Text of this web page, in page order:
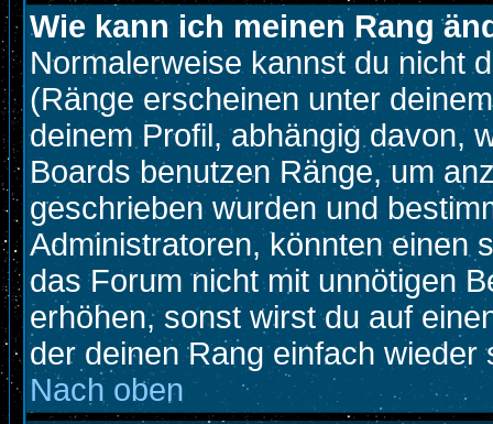
Wie kann ich meinen Rang
Normalerweise kannst du nicht
(Ränge erscheinen unter
deinem Profil, abhängig davon,
Boards benutzen Ränge, um
geschrieben wurden und
Administratoren, könnten einen
das Forum nicht mit unnötigen
erhöhen, sonst wirst du auf
der deinen Rang einfach wieder
Nach oben